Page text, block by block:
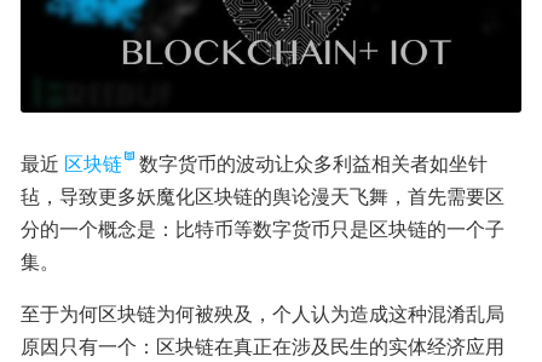
最近 区块链
数字货币的波动让众多利益相关者如坐针
毡，导致更多妖魔化区块链的舆论漫天飞舞，首先需要区
分的一个概念是：比特币等数字货币只是区块链的一个子
集。
至于为何区块链为何被殃及，个人认为造成这种混淆乱局
原因只有一个：区块链在真正在涉及民生的实体经济应用